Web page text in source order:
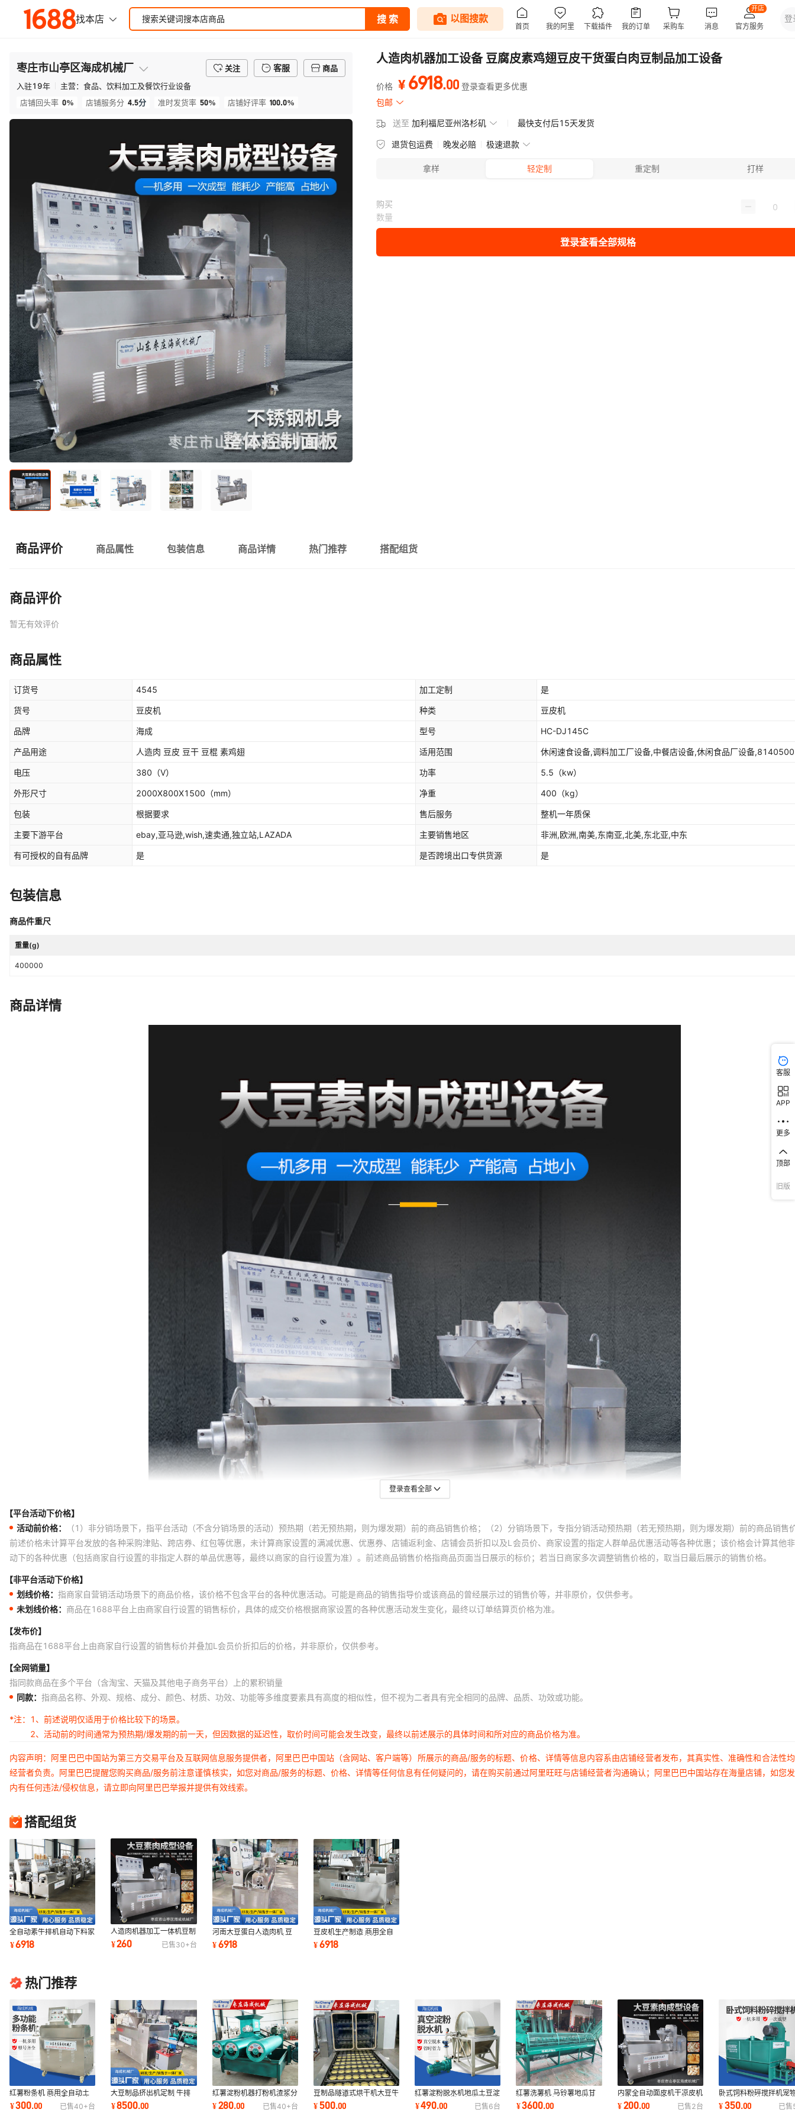
枣庄市山亭区海成机械厂 关注 客服
商品
入驻19年 主营： 食品、饮料加工及餐饮行业设备
店铺回头率 0% 店铺服务分 4.5分 准时发货率 50% 店铺好评率 100.0%
人造肉机器加工设备 豆腐皮素鸡翅豆皮干货蛋白肉豆制品加工设备
价格 ¥ 6918.00 登录查看更多优惠
包邮
送至 加利福尼亚州洛杉矶 最快支付后15天发货
退货包运费 晚发必赔 极速退款
拿样 轻定制 重定制 打样
购买
数量
登录查看全部规格
商品评价 商品属性 包装信息 商品详情 热门推荐 搭配组货
商品评价
暂无有效评价
商品属性
订货号 4545 加工定制 是
货号 豆皮机 种类 豆皮机
品牌 海成 型号 HC-DJ145C
产品用途 人造肉 豆皮 豆干 豆棍 素鸡翅 适用范围 休闲速食设备,调料加工厂设备,中餐店设备,休闲食品厂设备
电压 380 （V） 功率 5.5 （kw）
外形尺寸 2000X800X1500 （mm） 净重 400 （kg）
包装 根据要求 售后服务 整机一年质保
主要下游平台 ebay,亚马逊,wish,速卖通,独立站,LAZADA 主要销售地区 非洲,欧洲,南美,东南亚,北美,东北亚,中东
有可授权的自有品牌 是 是否跨境出口专供货源 是
包装信息
商品件重尺
重量(g)
400000
商品详情
登录查看全部
【平台活动下价格】
活动前价格：
（1）非分销场景下，指平台活动（不含分销场景的活动）预热期（若无预热期，则为爆发期）前的商品销售价格；（2）分销场景下，专指分销活动预热期（若无预热期，则为爆发期）前的商品销售
前述价格未计算平台发放的各种采购津贴、跨店券、红包等优惠，未计算商家设置的满减优惠、优惠券、店铺返利金、店铺会员折扣以及L会员价、商家设置的指定人群单品优惠活动等各种优惠；该价格会计算其他
动下的各种优惠（包括商家自行设置的非指定人群的单品优惠等，最终以商家的自行设置为准）。前述商品销售价格指商品页面当日展示的标价；若当日商家多次调整销售价格的，取当日最后展示的销售价格。
【非平台活动下价格】
划线价格： 指商家自营销活动场景下的商品价格，该价格不包含平台的各种优惠活动。可能是商品的销售指导价或该商品的曾经展示过的销售价等，并非原价，仅供参考。
未划线价格： 商品在1688平台上由商家自行设置的销售标价，具体的成交价格根据商家设置的各种优惠活动发生变化，最终以订单结算页价格为准。
【发布价】
指商品在1688平台上由商家自行设置的销售标价并叠加L会员价折扣后的价格，并非原价，仅供参考。
【全网销量】
指同款商品在多个平台（含淘宝、天猫及其他电子商务平台）上的累积销量
同款： 指商品名称、外观、规格、成分、颜色、材质、功效、功能等多维度要素具有高度的相似性，但不视为二者具有完全相同的品牌、品质、功效或功能。
*注：
1、前述说明仅适用于价格比较下的场景。
2、活动前的时间通常为预热期/爆发期的前一天，但因数据的延迟性，取价时间可能会发生改变，最终以前述展示的具体时间和所对应的商品价格为准。
内容声明：阿里巴巴中国站为第三方交易平台及互联网信息服务提供者，阿里巴巴中国站（含网站、客户端等）所展示的商品/服务的标题、价格、详情等信息内容系由店铺经营者发布，其真实性、准确性和合法性
经营者负责。阿里巴巴提醒您购买商品/服务前注意谨慎核实，如您对商品/服务的标题、价格、详情等任何信息有任何疑问的，请在购买前通过阿里旺旺与店铺经营者沟通确认；阿里巴巴中国站存在海量店铺，如您
内有任何违法/侵权信息，请立即向阿里巴巴举报并提供有效线索。
搭配组货
全自动素牛排机自动下料家
用人造肉机器 一机多用蛋
白肉加工设备
¥6918
人造肉机器加工一体机豆制
品蛋白肉生产线面藕干面皮
素牛排豆皮机
¥260 已售30+台
河南大豆蛋白人造肉机 豆
皮蛋白肉机 素牛排机 大豆
制品加工设备
¥6918
豆皮机生产制造 商用全自
动豆皮牛排流水线设备 大
辣片人造肉设备
¥6918
热门推荐
红薯粉条机 商用全自动土
豆地瓜粉条成套设备 多功
能宽粉机粉丝机
¥300.00 已售40+台
大豆制品挤出机定制 牛排
豆皮鸡翅豆鱼机 自动下料
人造肉机器
¥8500.00
红薯淀粉机器打粉机渣浆分
离机马铃薯土豆粉碎打浆机
地瓜淀粉设备
¥280.00 已售40+台
豆制品隧道式烘干机大豆牛
排豆皮鸡翅人造肉全自动碗
状烘干设备
¥500.00
红薯淀粉脱水机地瓜土豆淀
粉真空过滤烘干机生豌豆木
薯淀粉干燥机
¥490.00 已售6台
红薯洗薯机 马铃薯地瓜甘
薯紫薯清洗机 全自动转笼
洗薯机
¥3600.00
内蒙全自动面皮机干凉皮机
素牛排豆皮豆翅豆耳机豆鱼
豆筋机
¥200.00 已售2台
卧式饲料粉碎搅拌机宠
料搅拌机 辣椒粉调味品
拌设备混料机
¥350.00 已售
客服
APP
更多
顶部
旧版